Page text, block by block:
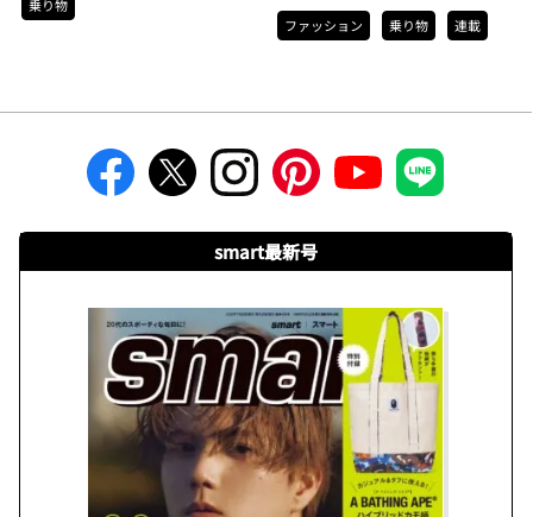
乗り物
ファッション
乗り物 連載
smart最新号